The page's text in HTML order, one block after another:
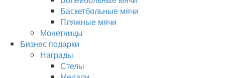
Баскетбольные мячи
Пляжные мячи
Монетницы
Бизнес подарки
Награды
Стелы